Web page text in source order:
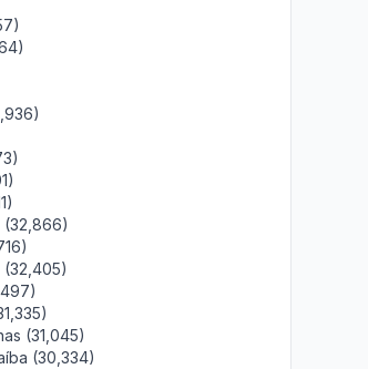
(32,866)
(32,405)
(31,045)
(30,334)